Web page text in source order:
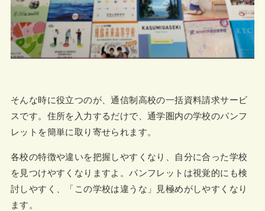
そんな時に役立つのが、通信制高校の一括資料請求サービ
スです。住所を入力するだけで、通学圏内の学校のパンフ
レットを簡単に取り寄せられます。
各校の特徴や違いを把握しやすくなり、自分に合った学校
を見つけやすくなりますよ。パンフレットは視覚的にも検
討しやすく、「この学校は違うな」見極めがしやすくなり
ます。